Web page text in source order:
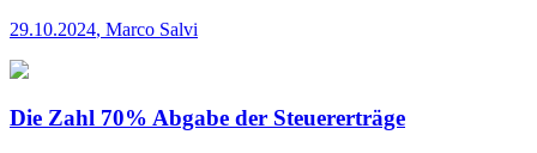
29.10.2024, Marco Salvi
Die Zahl 70% Abgabe der Steuererträge